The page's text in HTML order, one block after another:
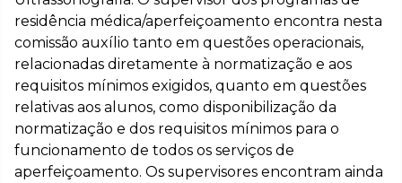
residência médica/aperfeiçoamento encontra nesta
comissão auxílio tanto em questões operacionais,
relacionadas diretamente à normatização e aos
requisitos mínimos exigidos, quanto em questões
relativas aos alunos, como disponibilização da
normatização e dos requisitos mínimos para o
funcionamento de todos os serviços de
aperfeiçoamento. Os supervisores encontram ainda